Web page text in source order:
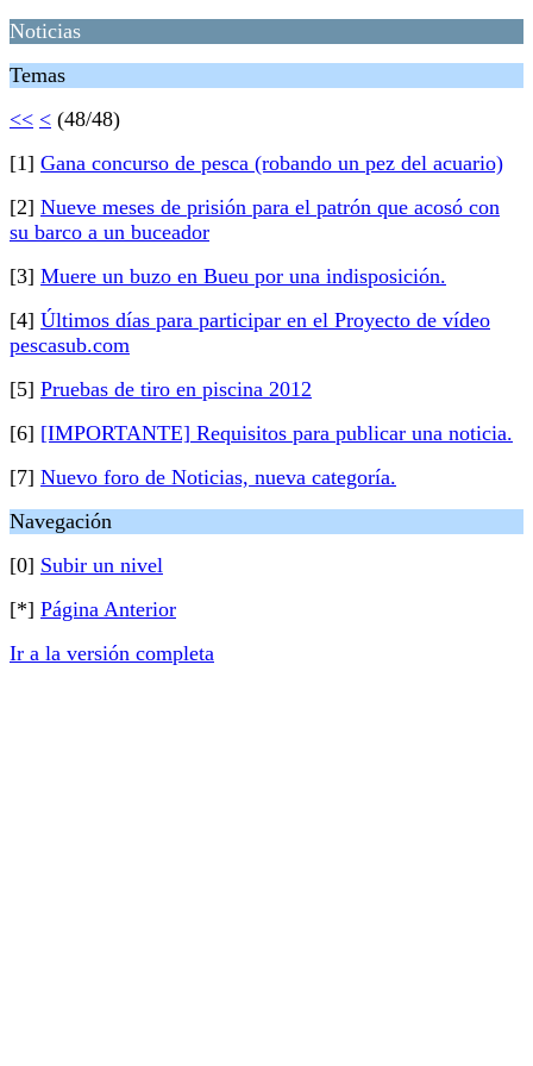
Noticias
Temas
<< < (48/48)
[1] Gana concurso de pesca (robando un pez del acuario)
[2] Nueve meses de prisión para el patrón que acosó con
su barco a un buceador
[3] Muere un buzo en Bueu por una indisposición.
[4] Últimos días para participar en el Proyecto de vídeo
pescasub.com
[5] Pruebas de tiro en piscina 2012
[6] [IMPORTANTE] Requisitos para publicar una noticia.
[7] Nuevo foro de Noticias, nueva categoría.
Navegación
[0] Subir un nivel
[*] Página Anterior
Ir a la versión completa